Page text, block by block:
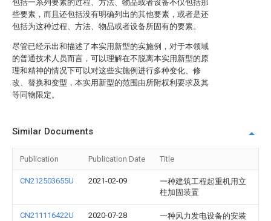
包括一系列要素的过程、方法、物品或者设备不仅包括那
些要素，而且还包括没有明确列出的其他要素，或者是还
包括为这种过程、方法、物品或者设备所固有的要素。
尽管已经示出和描述了本实用新型的实施例，对于本领域
的普通技术人员而言，可以理解在不脱离本实用新型的原
理和精神的情况下可以对这些实施例进行多种变化、修
改、替换和变型，本实用新型的范围由所附权利要求及其
等同物限定。
Similar Documents
Publication Publication Date Title
CN212503655U 2021-02-09
一种建筑工程起重机用立
柱加固装置
CN211116422U 2020-07-28
一种风力发电设备的安装